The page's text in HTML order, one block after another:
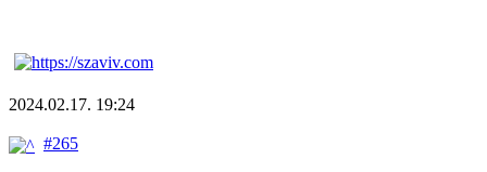
2024.02.17. 19:24
#265